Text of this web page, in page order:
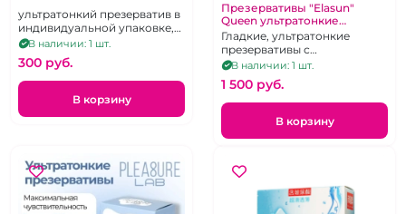
ультратонкий презерватив в
индивидуальной упаковке,
смазка на водной основе с
гиалуроновой кислотой
В наличии: 1 шт.
300 pуб.
В корзину
Презервативы "Elasun"
Queen ультратонкие
гладкие 12 шт,
Гладкие, ультратонкие
презервативы с
увеличенным количеством
смазки 12 шт.
В наличии: 1 шт.
1 500 pуб.
В корзину